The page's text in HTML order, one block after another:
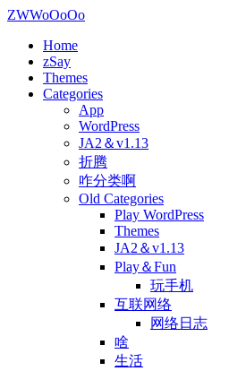
ZWWoOoOo
Home
zSay
Themes
Categories
App
WordPress
JA2＆v1.13
折腾
咋分类啊
Old Categories
Play WordPress
Themes
JA2＆v1.13
Play＆Fun
玩手机
互联网络
网络日志
啥
生活